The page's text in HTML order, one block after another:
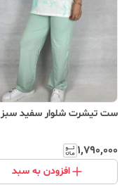
ست تیشرت شلوار سفید سبز
۱٬۷۹۰٬۰۰۰
افزودن به سبد